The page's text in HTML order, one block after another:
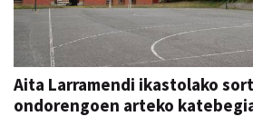
Aita Larramendi ikastolako
ondorengoen arteko